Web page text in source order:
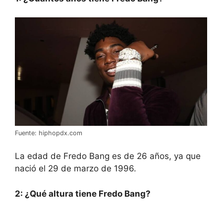
Fuente: hiphopdx.com
La edad de Fredo Bang es de 26 años, ya que
nació el 29 de marzo de 1996.
2: ¿Qué altura tiene Fredo Bang?